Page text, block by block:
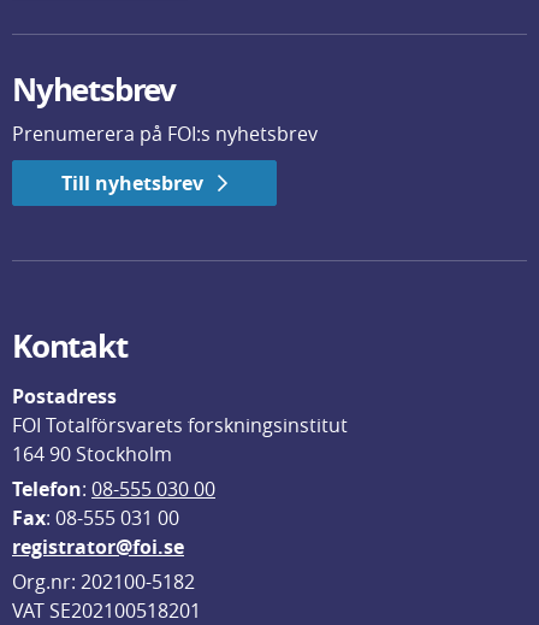
Nyhetsbrev
Prenumerera på FOI:s nyhetsbrev
Till nyhetsbrev
Kontakt
Postadress
FOI Totalförsvarets forskningsinstitut
164 90 Stockholm
Telefon: 08-555 030 00
Fax: 08-555 031 00
registrator@foi.se
Org.nr: 202100-5182
VAT SE202100518201